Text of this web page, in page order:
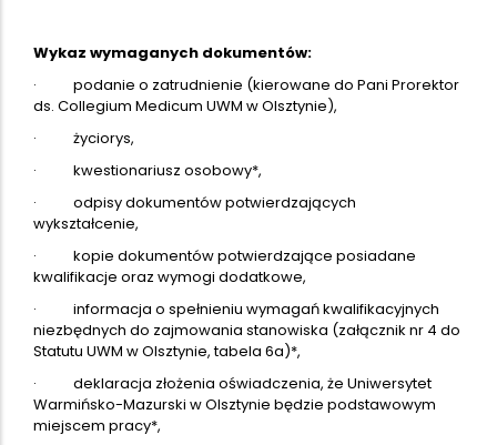
Wykaz wymaganych dokumentów:
· podanie o zatrudnienie (kierowane do Pani Prorektor
ds. Collegium Medicum UWM w Olsztynie),
· życiorys,
· kwestionariusz osobowy*,
· odpisy dokumentów potwierdzających
wykształcenie,
· kopie dokumentów potwierdzające posiadane
kwalifikacje oraz wymogi dodatkowe,
· informacja o spełnieniu wymagań kwalifikacyjnych
niezbędnych do zajmowania stanowiska (załącznik nr 4 do
Statutu UWM w Olsztynie, tabela 6a)*,
· deklaracja złożenia oświadczenia, że Uniwersytet
Warmińsko-Mazurski w Olsztynie będzie podstawowym
miejscem pracy*,